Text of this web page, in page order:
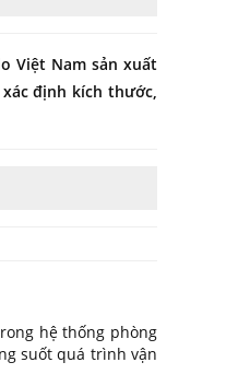
Việt Nam sản xuất
định kích thước,
hệ thống phòng
suốt quá trình vận